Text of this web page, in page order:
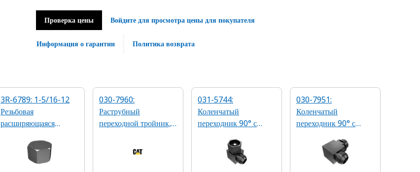
Проверка цены Войдите для просмотра цены для покупателя
Информация о гарантии Политика возврата
3R-6789: 1-5/16-12
Резьбовая
расширяющаяся
030-7960:
Раструбный
переходной тройник,
5/16 дюйма
031-5744:
Коленчатый
переходник 90° с
030-7951:
Коленчатый
переходник 90° с